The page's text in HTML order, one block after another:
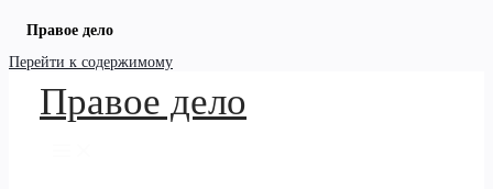
Правое дело
Перейти к содержимому
Правое дело